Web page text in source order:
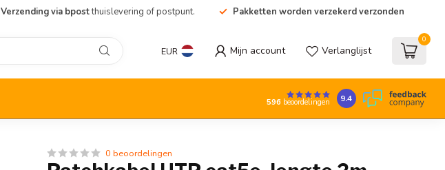
Verzending via bpostthuislevering of postpunt. Pakketten worden verzekerd verzonden
EUR Mijn account Verlanglijst
0
596beoordelingen 9.4
0 beoordelingen